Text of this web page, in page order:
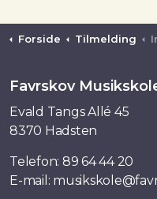
Forside Tilmelding
Favrskov
Evald Tangs Allé 45
8370 Hadsten
Telefon: 89 64 44 20
E-mail: